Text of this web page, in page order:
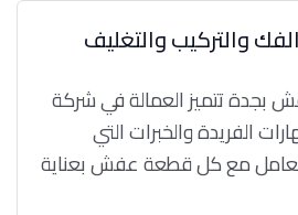
والتركيب والتغليف
تتميز العمالة في شركة
الفريدة والخبرات التي
مع كل قطعة عفش بعناية